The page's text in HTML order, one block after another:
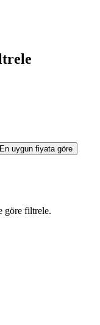
En uygun fiyata göre
göre filtrele.